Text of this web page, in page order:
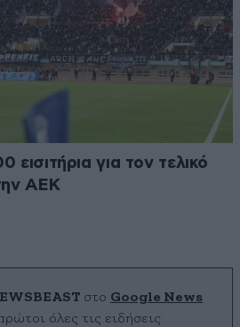
για τον τελικό
ΑΕΚ
στο Google News
όλες τις ειδήσεις